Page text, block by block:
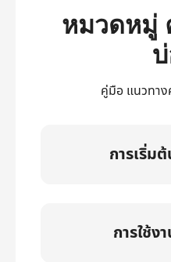
หมวดหมู่
คู่มือ แนวทา
การเริ่ม
การใช้ง